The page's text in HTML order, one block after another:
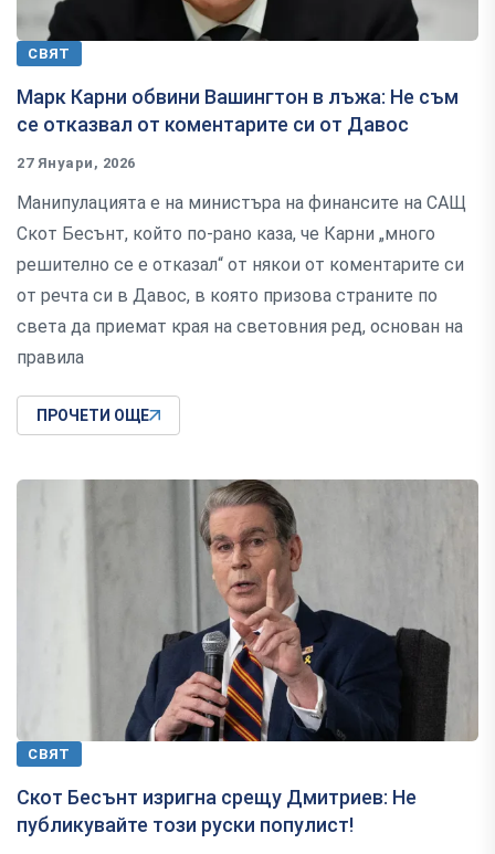
СВЯТ
Марк Карни обвини Вашингтон в лъжа: Не съм
се отказвал от коментарите си от Давос
27 Януари, 2026
Манипулацията е на министъра на финансите на САЩ
Скот Бесънт, който по-рано каза, че Карни „много
решително се е отказал“ от някои от коментарите си
от речта си в Давос, в която призова страните по
света да приемат края на световния ред, основан на
правила
ПРОЧЕТИ ОЩЕ
СВЯТ
Скот Бесънт изригна срещу Дмитриев: Не
публикувайте този руски популист!